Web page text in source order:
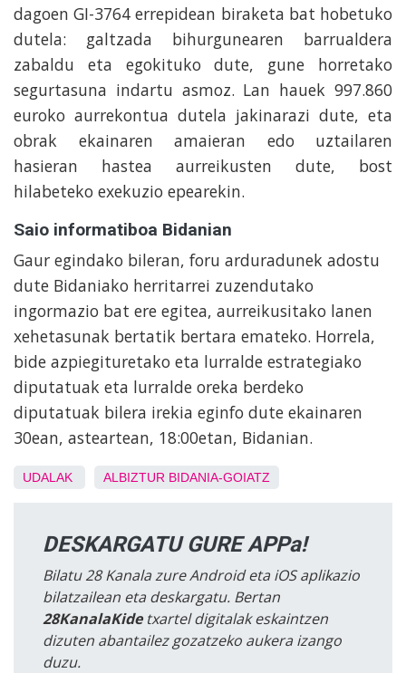
dagoen GI-3764 errepidean biraketa bat hobetuko
dutela: galtzada bihurgunearen barrualdera
zabaldu eta egokituko dute, gune horretako
segurtasuna indartu asmoz. Lan hauek 997.860
euroko aurrekontua dutela jakinarazi dute, eta
obrak ekainaren amaieran edo uztailaren
hasieran hastea aurreikusten dute, bost
hilabeteko exekuzio epearekin.
Saio informatiboa Bidanian
Gaur egindako bileran, foru arduradunek adostu
dute Bidaniako herritarrei zuzendutako
ingormazio bat ere egitea, aurreikusitako lanen
xehetasunak bertatik bertara emateko. Horrela,
bide azpiegituretako eta lurralde estrategiako
diputatuak eta lurralde oreka berdeko
diputatuak bilera irekia eginfo dute ekainaren
30ean, asteartean, 18:00etan, Bidanian.
UDALAK ALBIZTUR BIDANIA-GOIATZ
DESKARGATU GURE APPa!
Bilatu 28 Kanala zure Android eta iOS aplikazio
bilatzailean eta deskargatu. Bertan
28KanalaKidetxartel digitalak eskaintzen
dizuten abantailez gozatzeko aukera izango
duzu.